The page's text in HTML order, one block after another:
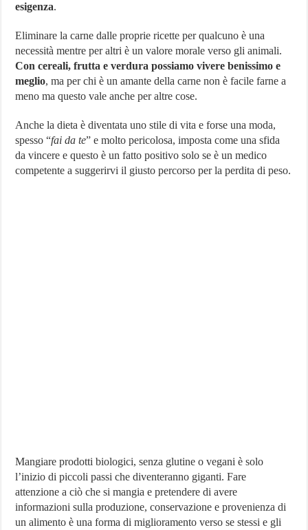
esigenza.
Eliminare la carne dalle proprie ricette per qualcuno è una
necessità mentre per altri è un valore morale verso gli animali.
Con cereali, frutta e verdura possiamo vivere benissimo e
meglio, ma per chi è un amante della carne non è facile farne a
meno ma questo vale anche per altre cose.
Anche la dieta è diventata uno stile di vita e forse una moda,
spesso “fai da te” e molto pericolosa, imposta come una sfida
da vincere e questo è un fatto positivo solo se è un medico
competente a suggerirvi il giusto percorso per la perdita di peso.
Mangiare prodotti biologici, senza glutine o vegani è solo
l’inizio di piccoli passi che diventeranno giganti. Fare
attenzione a ciò che si mangia e pretendere di avere
informazioni sulla produzione, conservazione e provenienza di
un alimento è una forma di miglioramento verso se stessi e gli